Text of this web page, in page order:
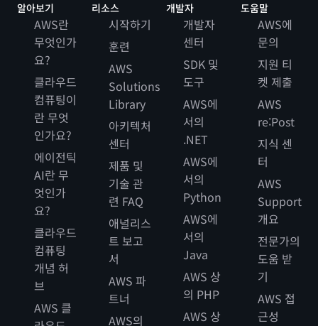
알아보기
AWS란
무엇인가
요?
클라우드
컴퓨팅이
란 무엇
인가요?
에이전틱
AI란 무
엇인가
요?
클라우드
컴퓨팅
개념 허
브
AWS 클
리소스
시작하기
훈련
AWS
Solutions
Library
아키텍처
센터
제품 및
기술 관
련 FAQ
애널리스
트 보고
서
AWS 파
트너
AWS의
개발자
개발자
센터
SDK 및
도구
AWS에
서의
.NET
AWS에
서의
Python
AWS에
서의
Java
AWS 상
의 PHP
AWS 상
도움말
AWS에
문의
지원 티
켓 제출
AWS
re:Post
지식 센
터
AWS
Support
개요
전문가의
도움 받
기
AWS 접
근성